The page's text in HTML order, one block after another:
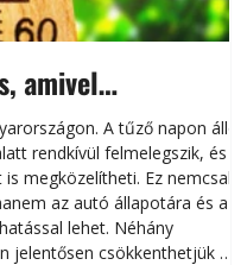
amivel
a nyári károktól
A tűző napon álló
rendkívül felmelegszik, és
megközelítheti. Ez nemcsak
az autó állapotára és a
lehet. Néhány
jelentősen csökkenthetjük a